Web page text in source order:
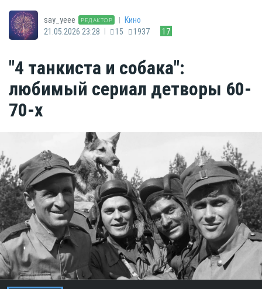
say_yeee РЕДАКТОР |
Кино
21.05.2026 23:28 | 15 1937 17
"4 танкиста и собака":
любимый сериал детворы 60-
70-х